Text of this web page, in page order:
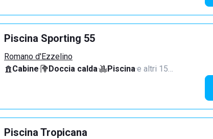
Piscina Sporting 55
Romano d'Ezzelino
Cabine· Doccia calda· Piscina·e altri 15…
Piscina Tropicana